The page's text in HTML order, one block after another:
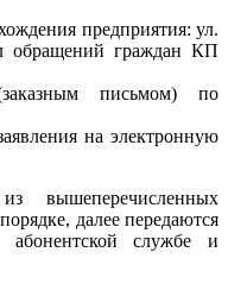
предприятия: ул.
обращений граждан КП
письмом) по
на электронную
вышеперечисленных
далее передаются
службе и